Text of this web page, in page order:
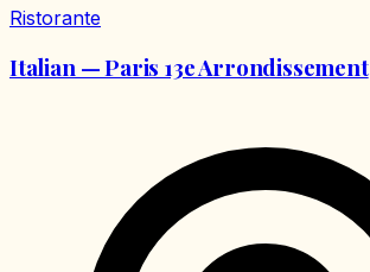
Ristorante
Italian — Paris 13e Arrondissement